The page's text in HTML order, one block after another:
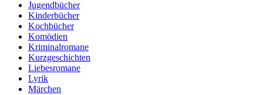
Jugendbücher
Kinderbücher
Kochbücher
Komödien
Kriminalromane
Kurzgeschichten
Liebesromane
Lyrik
Märchen